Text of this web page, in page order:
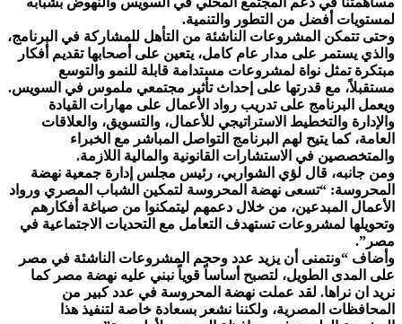
لمستويات أفضل من التطور والتنمية.
وحتى تتمكن المشروعات الناشئة من التأهل للمشاركة في البرنامج،
والذي يستمر على مدار عام كامل، يتعين على أصحابها تقديم أفكار
مبتكرة تمثل نواة لمشروعات مستدامة قابلة للنمو والتوسع
مستقبلاً، مع قدرتها على إحداث تأثير مجتمعي ملموس في السويس.
ويعمل البرنامج على تدريب رواد الأعمال على مهارات القيادة
والإدارة والتخطيط الاستراتيجي للأعمال، والتسويق، والعلاقات
العامة، كما يتيح لهم البرنامج التواصل المباشر مع الخبراء
والمتخصصين في الاستشارات القانونية والمالية اللازمة.
ومن جانبه، قال لؤي الشواربي، رئيس مجلس إدارة جمعية نهضة
المحروسة: “تسعى نهضة المحروسة لتمكين الشباب المصري ورواد
الأعمال المبدعين، من خلال دعمهم ليتمكنوا من صياغة أفكارهم
وتحويلها لمشروعات تستهدف التعامل مع التحديات الاجتماعية في
مصر”.
وأضاف “ونتمنى أن يزيد عدد وحجم المشروعات الناشئة في مصر
على المدى الطويل، لتصبح أساساً قوياً نبني عليه نهضة مصر كما
نريد ان نراها. لقد عملت نهضة المحروسة في عدد كبير من
المحافظات المصرية، ولكننا نشعر بسعادة خاصة لتنفيذ هذا